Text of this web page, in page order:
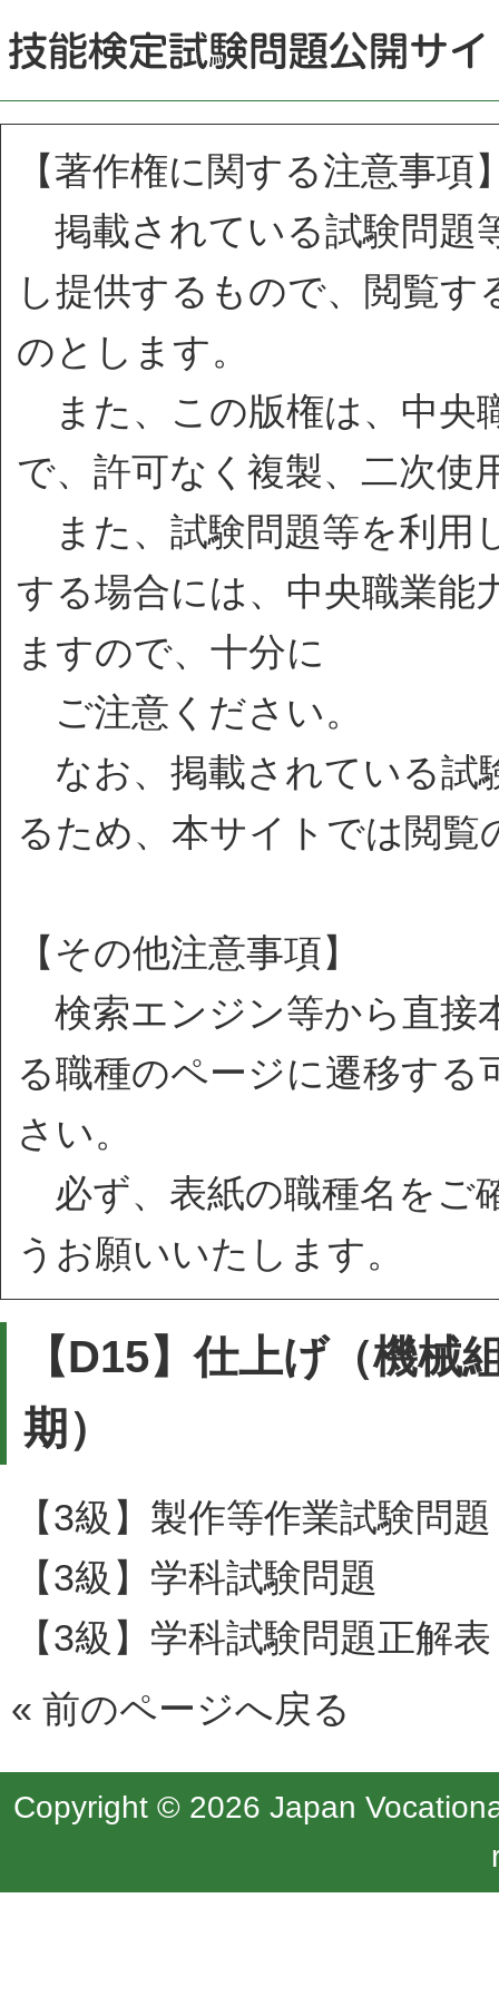
【著作権に関する注意事項
掲載されている試験問題
し提供するもので、閲覧
のとします。
また、この版権は、中央
で、許可なく複製、二次使
また、試験問題等を利用
する場合には、中央職業能
ますので、十分に
ご注意ください。
なお、掲載されている試
るため、本サイトでは閲
【その他注意事項】
検索エンジン等から直接
る職種のページに遷移す
さい。
必ず、表紙の職種名をご
うお願いいたします。
【D15】仕上げ（機械
期）
【3級】製作等作業試験問題
【3級】学科試験問題
【3級】学科試験問題正解表
« 前のページへ戻る
Copyright © 2026 Japan